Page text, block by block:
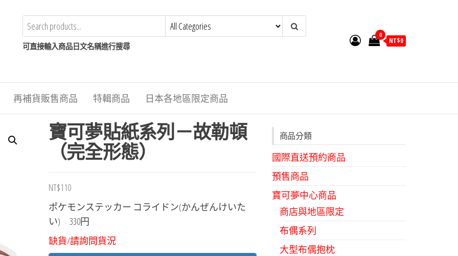
可直接輸入商品日文名稱進行搜尋
0
NT$0
再補貨販售商品 特輯商品 日本各地區限定商品
寶可夢貼紙系列－故勒頓
（完全形態）
NT$110
ポケモンステッカー コライドン(かんぜんけいた
い) 330円
缺貨/請詢問貨況
商品分類
國際直送預約商品
預售商品
寶可夢中心商品
商店與地區限定
布偶系列
大型布偶抱枕